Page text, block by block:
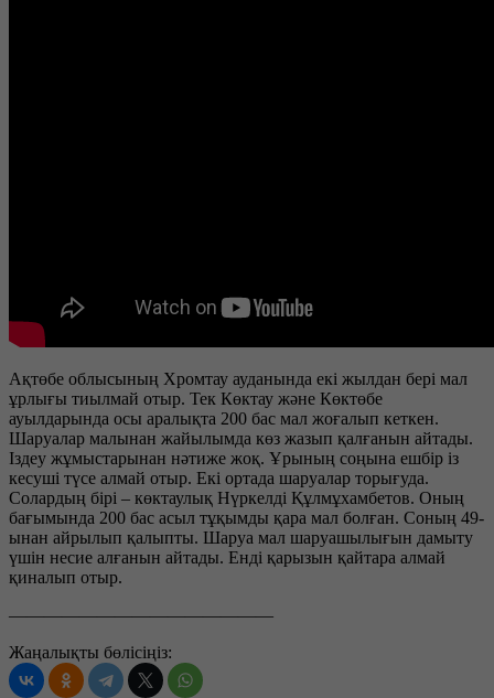
Ақтөбе облысының Хромтау ауданында екі жылдан бері мал
ұрлығы тиылмай отыр. Тек Көктау және Көктөбе
ауылдарында осы аралықта 200 бас мал жоғалып кеткен.
Шаруалар малынан жайылымда көз жазып қалғанын айтады.
Іздеу жұмыстарынан нәтиже жоқ. Ұрының соңына ешбір із
кесуші түсе алмай отыр. Екі ортада шаруалар торығуда.
Солардың бірі – көктаулық Нүркелді Құлмұхамбетов. Оның
бағымында 200 бас асыл тұқымды қара мал болған. Соның 49-
ынан айрылып қалыпты. Шаруа мал шаруашылығын дамыту
үшін несие алғанын айтады. Енді қарызын қайтара алмай
қиналып отыр.
———————————————
Жаңалықты бөлісіңіз: